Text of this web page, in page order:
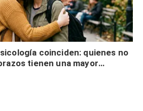
coinciden: quienes no
tienen una mayor
físicos y no es por